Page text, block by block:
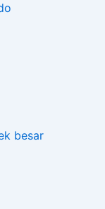
besar